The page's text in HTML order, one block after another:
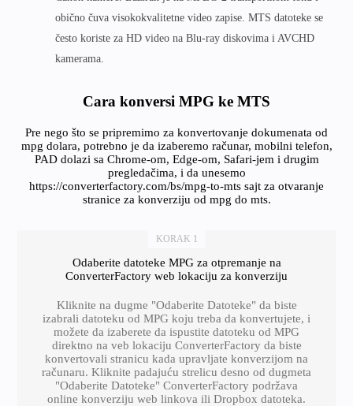
obično čuva visokokvalitetne video zapise. MTS datoteke se
često koriste za HD video na Blu-ray diskovima i AVCHD
kamerama.
Cara konversi MPG ke MTS
Pre nego što se pripremimo za konvertovanje dokumenata od
mpg dolara, potrebno je da izaberemo računar, mobilni telefon,
PAD dolazi sa Chrome-om, Edge-om, Safari-jem i drugim
pregledačima, i da unesemo
https://converterfactory.com/bs/mpg-to-mts sajt za otvaranje
stranice za konverziju od mpg do mts.
KORAK 1
Odaberite datoteke MPG za otpremanje na
ConverterFactory web lokaciju za konverziju
Kliknite na dugme "Odaberite Datoteke" da biste
izabrali datoteku od MPG koju treba da konvertujete, i
možete da izaberete da ispustite datoteku od MPG
direktno na veb lokaciju ConverterFactory da biste
konvertovali stranicu kada upravljate konverzijom na
računaru. Kliknite padajuću strelicu desno od dugmeta
"Odaberite Datoteke" ConverterFactory podržava
online konverziju web linkova ili Dropbox datoteka.